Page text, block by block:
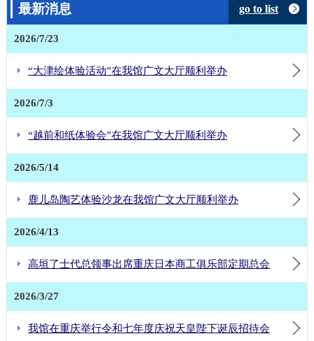
最新消息 go to list
2026/7/23
“大津绘体验活动”在我馆广文大厅顺利举办
2026/7/3
“越前和纸体验会”在我馆广文大厅顺利举办
2026/5/14
鹿儿岛陶艺体验沙龙在我馆广文大厅顺利举办
2026/4/13
高垣了士代总领事出席重庆日本商工俱乐部定期总会
2026/3/27
我馆在重庆举行令和七年度庆祝天皇陛下诞辰招待会